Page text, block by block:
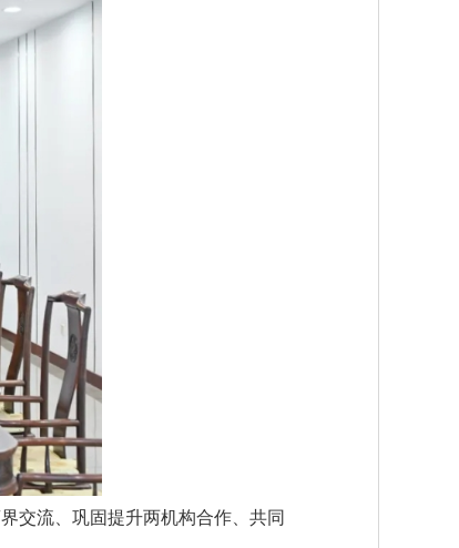
交流、巩固提升两机构合作、共同